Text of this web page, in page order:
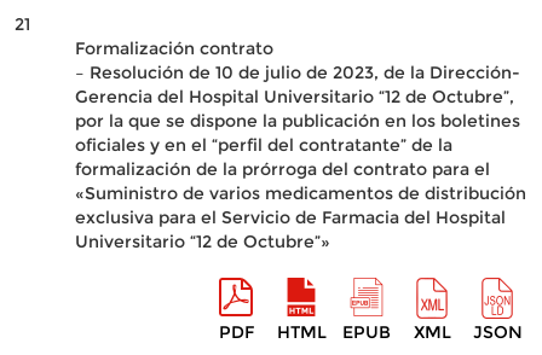
21
Formalización contrato
– Resolución de 10 de julio de 2023, de la Dirección-
Gerencia del Hospital Universitario “12 de Octubre”,
por la que se dispone la publicación en los boletines
oficiales y en el “perfil del contratante” de la
formalización de la prórroga del contrato para el
«Suministro de varios medicamentos de distribución
exclusiva para el Servicio de Farmacia del Hospital
Universitario “12 de Octubre”»
PDF HTML EPUB XML JSON